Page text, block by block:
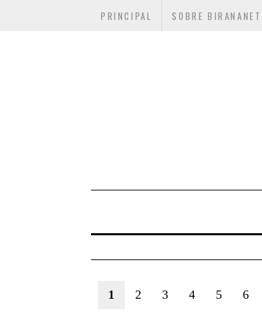
PRINCIPAL SOBRE BIRANANET
1 2 3 4 5 6